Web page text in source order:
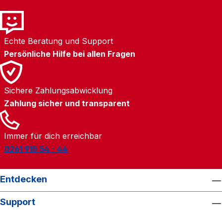
Echte Beratung und Support
Persönliche Hilfe bei allen Fragen
Sichere Zahlungsabwicklung
Zahlung sicher und transparent
Immer für dich erreichbar
0261 915 54 - 44
Entdecken
Support